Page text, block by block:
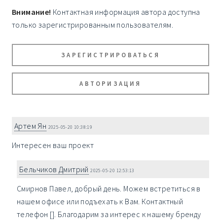
Внимание! Контактная информация автора доступна
только зарегистрированным пользователям.
ЗАРЕГИСТРИРОВАТЬСЯ
АВТОРИЗАЦИЯ
Артем Ян 2025-05-20 10:38:19
Интересен ваш проект
Бельчиков Дмитрий 2025-05-20 12:53:13
Смирнов Павел, добрый день. Можем встретиться в
нашем офисе или подъехать к Вам. Контактный
телефон []. Благодарим за интерес к нашему бренду